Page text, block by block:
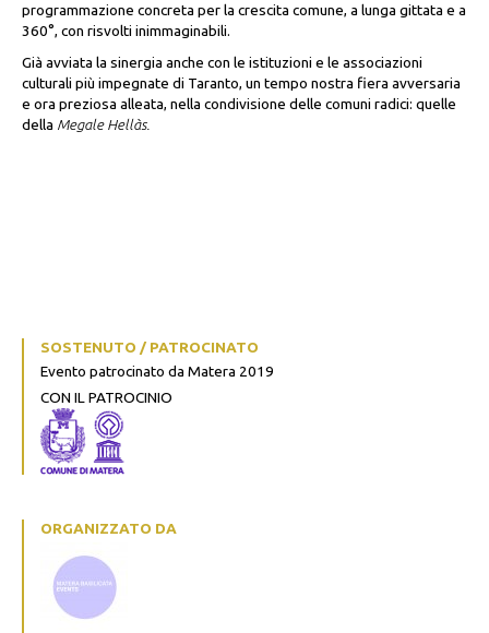
programmazione concreta per la crescita comune, a lunga gittata e a
360°, con risvolti inimmaginabili.
Già avviata la sinergia anche con le istituzioni e le associazioni
culturali più impegnate di Taranto, un tempo nostra fiera avversaria
e ora preziosa alleata, nella condivisione delle comuni radici: quelle
della Megale Hellàs.
SOSTENUTO / PATROCINATO
Evento patrocinato da Matera 2019
CON IL PATROCINIO
ORGANIZZATO DA